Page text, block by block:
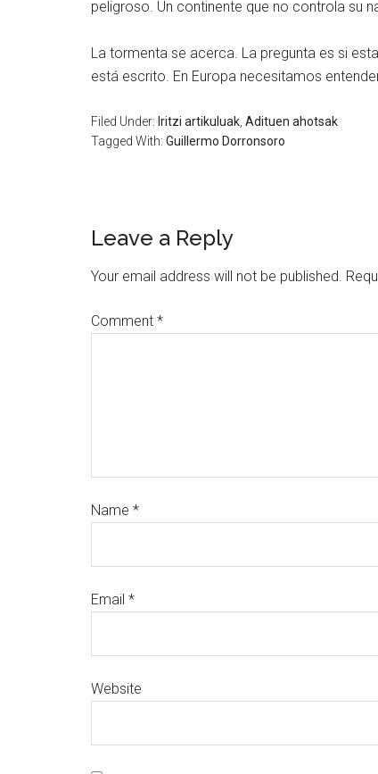
peligroso. Un continente que no controla su
La tormenta se acerca. La pregunta es si
está escrito. En Europa necesitamos
Filed Under: Iritzi artikuluak Adituen ahotsak
Tagged With: Guillermo Dorronsoro
Leave a Reply
Your email address will not be published.
Comment *
Name *
Email *
Website